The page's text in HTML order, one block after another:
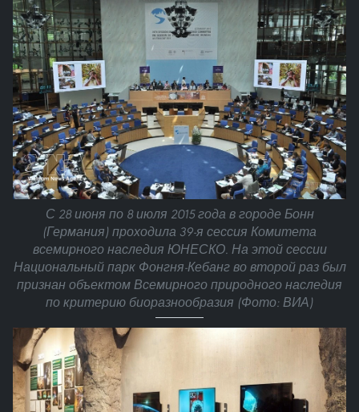
С 28 июня по 8 июля 2015 года в городе Бонн
(Германия) проходила 39-я сессия Комитета
всемирного наследия ЮНЕСКО. На этой сессии
Национальный парк Фонгня-Кебанг во второй раз был
признан объектом Всемирного природного наследия
по критерию биоразнообразия (Фото: ВИА)